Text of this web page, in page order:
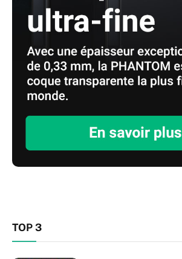
TOP 3